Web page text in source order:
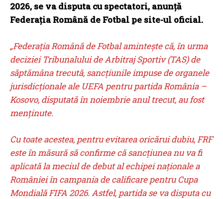
2026, se va disputa cu spectatori, anunţă
Federația Română de Fotbal pe site-ul oficial.
„Federația Română de Fotbal amintește că, în urma
deciziei Tribunalului de Arbitraj Sportiv (TAS) de
săptămâna trecută, sancțiunile impuse de organele
jurisdicționale ale UEFA pentru partida România –
Kosovo, disputată în noiembrie anul trecut, au fost
menținute.
Cu toate acestea, pentru evitarea oricărui dubiu, FRF
este în măsură să confirme că sancțiunea nu va fi
aplicată la meciul de debut al echipei naționale a
României în campania de calificare pentru Cupa
Mondială FIFA 2026. Astfel, partida se va disputa cu